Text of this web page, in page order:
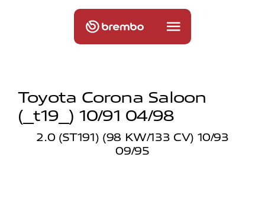
Toyota Corona Saloon
(_t19_) 10/91 04/98
2.0 (ST191) (98 KW/133 CV) 10/93
09/95